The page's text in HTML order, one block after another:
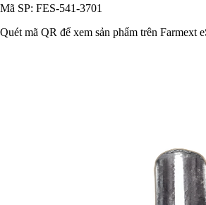
Mã SP: FES-541-3701
Quét mã QR để xem sản phẩm trên Farmext